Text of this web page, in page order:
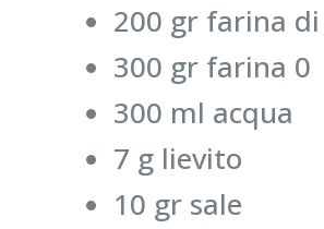
200 gr farina
300 gr farina 0
300 ml acqua
7 g lievito
10 gr sale